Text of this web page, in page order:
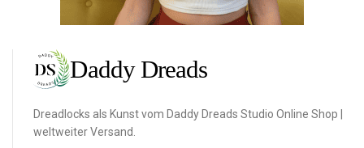
Dreadlocks als Kunst vom Daddy Dreads Studio Online Shop |
weltweiter Versand.